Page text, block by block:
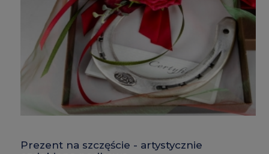
Prezent na szczęście - artystycznie